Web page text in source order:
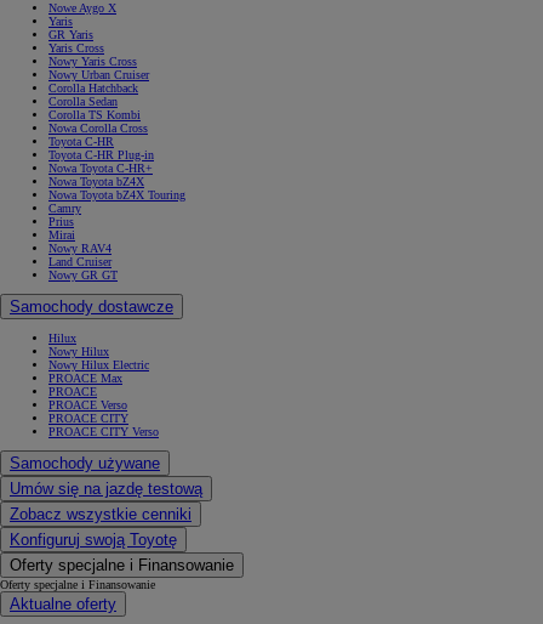
Nowe Aygo X
Yaris
GR Yaris
Yaris Cross
Nowy Yaris Cross
Nowy Urban Cruiser
Corolla Hatchback
Corolla Sedan
Corolla TS Kombi
Nowa Corolla Cross
Toyota C-HR
Toyota C-HR Plug-in
Nowa Toyota C-HR+
Nowa Toyota bZ4X
Nowa Toyota bZ4X Touring
Camry
Prius
Mirai
Nowy RAV4
Land Cruiser
Nowy GR GT
Samochody dostawcze
Hilux
Nowy Hilux
Nowy Hilux Electric
PROACE Max
PROACE
PROACE Verso
PROACE CITY
PROACE CITY Verso
Samochody używane
Umów się na jazdę testową
Zobacz wszystkie cenniki
Konfiguruj swoją Toyotę
Oferty specjalne i Finansowanie
Oferty specjalne i Finansowanie
Aktualne oferty